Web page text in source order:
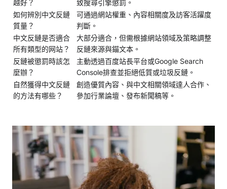
越好？
致搜尋引擎懲罰。
如何辨別中文反鏈
質量？
可通過網站權重、內容相關度及訪客活躍度
判斷。
中文反鏈是否適合
所有類型的网站？
大部分適合，但需根據網站領域及策略調整
反鏈來源與錨文本。
反鏈被懲罰時該怎
麼辦？
主動透過百度站長平台或Google Search
Console排查並拒絕低質或垃圾反鏈。
自然獲得中文反鏈
的方法有哪些？
創造優質內容、與中文相關領域達人合作、
參加行業論壇、發布新聞稿等。